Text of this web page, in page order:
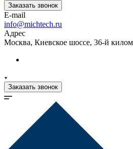
Заказать звонок
E-mail
info@michtech.ru
Адрес
Москва, Киевское шоссе, 36-й
Заказать звонок